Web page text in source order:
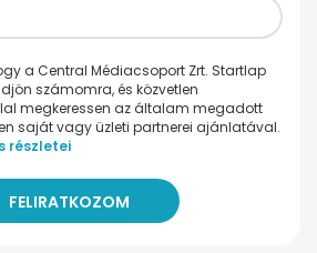
a Central Médiacsoport Zrt. Startlap
számomra, és közvetlen
megkeressen az általam megadott
saját vagy üzleti partnerei ajánlatával.
részletei